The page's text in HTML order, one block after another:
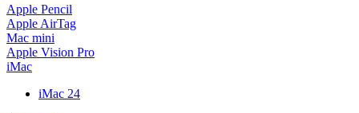
Apple Pencil
Apple AirTag
Mac mini
Apple Vision Pro
iMac
iMac 24